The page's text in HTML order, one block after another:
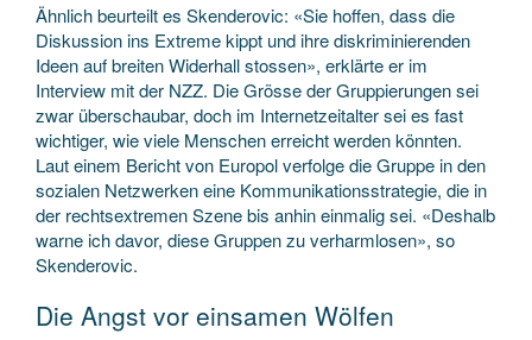
Ähnlich beurteilt es Skenderovic: «Sie hoffen, dass die
Diskussion ins Extreme kippt und ihre diskriminierenden
Ideen auf breiten Widerhall stossen», erklärte er im
Interview mit der NZZ. Die Grösse der Gruppierungen sei
zwar überschaubar, doch im Internetzeitalter sei es fast
wichtiger, wie viele Menschen erreicht werden könnten.
Laut einem Bericht von Europol verfolge die Gruppe in den
sozialen Netzwerken eine Kommunikationsstrategie, die in
der rechtsextremen Szene bis anhin einmalig sei. «Deshalb
warne ich davor, diese Gruppen zu verharmlosen», so
Skenderovic.
Die Angst vor einsamen Wölfen